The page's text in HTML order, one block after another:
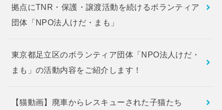
拠点にTNR・保護・譲渡活動を続けるボランティア
団体「NPO法人けだ・まも」
東京都足立区のボランティア団体「NPO法人けだ・
まも」の活動内容をご紹介します！
【猫動画】廃車からレスキューされた子猫たち